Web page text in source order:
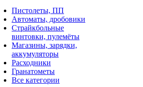
Пистолеты, ПП
Автоматы, дробовики
Страйкбольные
винтовки, пулемёты
Магазины, зарядки,
аккумуляторы
Расходники
Гранатометы
Все категории